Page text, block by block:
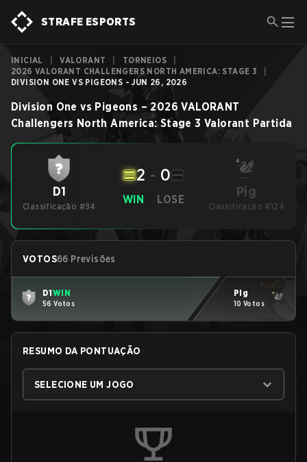
STRAFE ESPORTS
INICIAL VALORANT TORNEIOS
2026 VALORANT CHALLENGERS NORTH AMERICA: STAGE 3
DIVISION ONE VS PIGEONS - JUN 26, 2026
Division One vs Pigeons– 2026 VALORANT
Challengers North America: Stage 3 Valorant Partida
D1
Classificação #94
WIN
2 - 0
LOSE Pig
Classificação #124
VOTOS66 Previsões
D1WIN
56 Votos
Pig
10 Votos
RESUMO DA PONTUAÇÃO
SELECIONE UM JOGO